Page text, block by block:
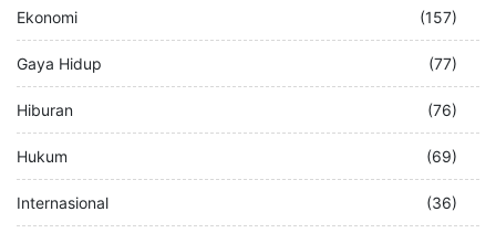
Ekonomi (157)
Gaya Hidup (77)
Hiburan (76)
Hukum (69)
Internasional (36)